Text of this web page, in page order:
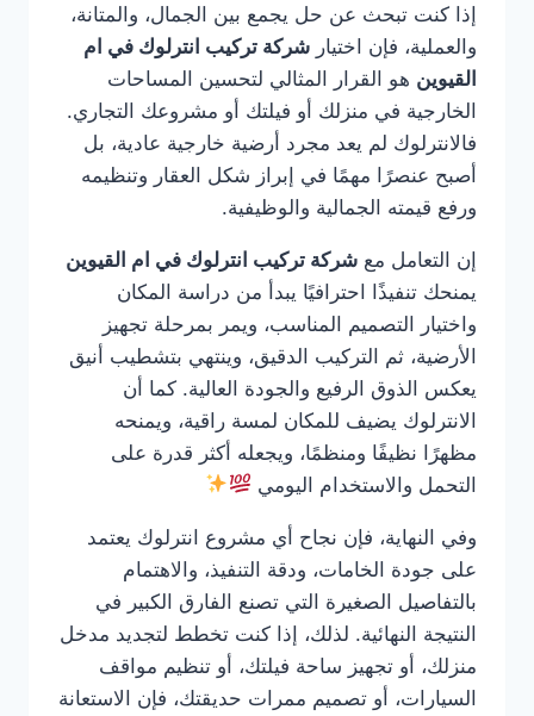
إذا كنت تبحث عن حل يجمع بين الجمال، والمتانة،
والعملية، فإن اختيار شركة تركيب انترلوك في ام
القيوين هو القرار المثالي لتحسين المساحات
الخارجية في منزلك أو فيلتك أو مشروعك التجاري.
فالانترلوك لم يعد مجرد أرضية خارجية عادية، بل
أصبح عنصرًا مهمًا في إبراز شكل العقار وتنظيمه
ورفع قيمته الجمالية والوظيفية.
إن التعامل مع شركة تركيب انترلوك في ام القيوين
يمنحك تنفيذًا احترافيًا يبدأ من دراسة المكان
واختيار التصميم المناسب، ويمر بمرحلة تجهيز
الأرضية، ثم التركيب الدقيق، وينتهي بتشطيب أنيق
يعكس الذوق الرفيع والجودة العالية. كما أن
الانترلوك يضيف للمكان لمسة راقية، ويمنحه
مظهرًا نظيفًا ومنظمًا، ويجعله أكثر قدرة على
التحمل والاستخدام اليومي
وفي النهاية، فإن نجاح أي مشروع انترلوك يعتمد
على جودة الخامات، ودقة التنفيذ، والاهتمام
بالتفاصيل الصغيرة التي تصنع الفارق الكبير في
النتيجة النهائية. لذلك، إذا كنت تخطط لتجديد مدخل
منزلك، أو تجهيز ساحة فيلتك، أو تنظيم مواقف
السيارات، أو تصميم ممرات حديقتك، فإن الاستعانة